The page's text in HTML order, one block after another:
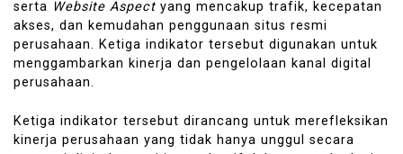
serta Website Aspect yang mencakup trafik, kecepatan
akses, dan kemudahan penggunaan situs resmi
perusahaan. Ketiga indikator tersebut digunakan untuk
menggambarkan kinerja dan pengelolaan kanal digital
perusahaan.
Ketiga indikator tersebut dirancang untuk merefleksikan
kinerja perusahaan yang tidak hanya unggul secara